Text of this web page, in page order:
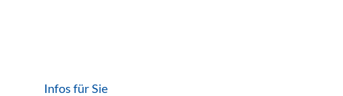
Infos für Sie